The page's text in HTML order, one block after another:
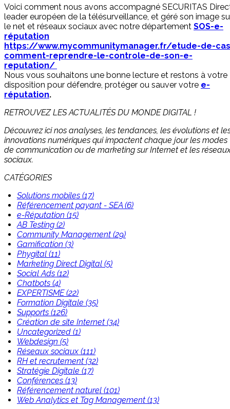
Voici comment nous avons accompagné SECURITAS
leader européen de la télésurveillance, et géré son image
le net et réseaux sociaux avec notre département SOS-e-
réputation
https://www.mycommunitymanager.fr/etude-de-
comment-reprendre-le-controle-de-son-e-
reputation/
Nous vous souhaitons une bonne lecture et restons à votre
disposition pour défendre, protéger ou sauver votre e-
réputation.
RETROUVEZ LES ACTUALITÉS DU MONDE DIGITAL !
Découvrez ici nos analyses, les tendances, les évolutions et
innovations numériques qui impactent chaque jour les modes
de communication ou de marketing sur Internet et les
sociaux.
CATÉGORIES
Solutions mobiles (17)
Référencement payant - SEA (6)
e-Réputation (15)
AB Testing (2)
Community Management (29)
Gamification (3)
Phygital (11)
Marketing Direct Digital (5)
Social Ads (12)
Chatbots (4)
EXPERTISME (22)
Formation Digitale (35)
Supports (126)
Création de site Internet (34)
Uncategorized (1)
Webdesign (5)
Réseaux sociaux (111)
RH et recrutement (32)
Stratégie Digitale (17)
Conférences (13)
Référencement naturel (101)
Web Analytics et Tag Management (13)